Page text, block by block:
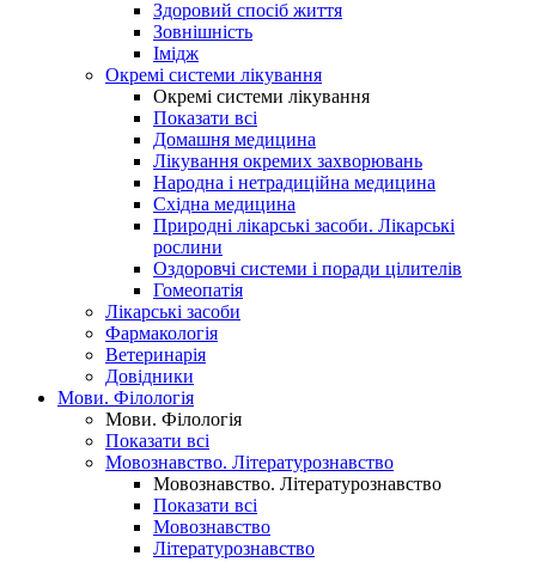
Здоровий спосіб життя
Зовнішність
Імідж
Окремі системи лікування
Окремі системи лікування
Показати всі
Домашня медицина
Лікування окремих захворювань
Народна і нетрадиційна медицина
Східна медицина
Природні лікарські засоби. Лікарські
рослини
Оздоровчі системи і поради цілителів
Гомеопатія
Лікарські засоби
Фармакологія
Ветеринарія
Довідники
Мови. Філологія
Мови. Філологія
Показати всі
Мовознавство. Літературознавство
Мовознавство. Літературознавство
Показати всі
Мовознавство
Літературознавство